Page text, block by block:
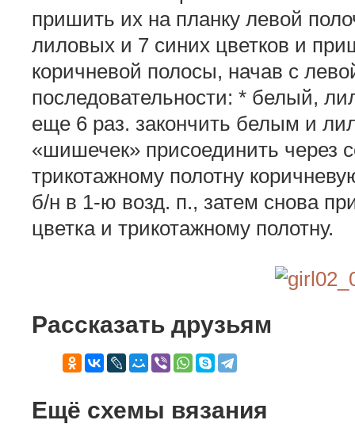
пришить их на планку левой
лиловых и 7 синих цветков и
коричневой полосы, начав с
последовательности: * белый,
еще 6 раз. закончить белым и
«шишечек» присоединить через
трикотажному полотну
б/н в 1-ю возд. п., затем снова
цветка и трикотажному полотну.
Рассказать друзьям
Ещё схемы вязания